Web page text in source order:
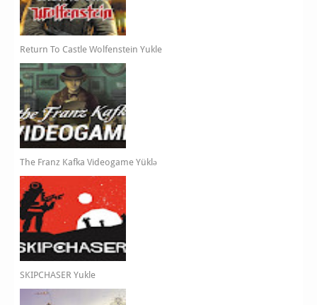
Return To Castle Wolfenstein Yukle
The Franz Kafka Videogame Yüklə
SKIPCHASER Yukle